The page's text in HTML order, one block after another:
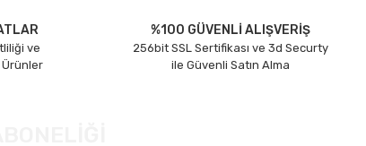
ve
Ürünler
%100 GÜVENLİ ALIŞVERİŞ
256bit SSL Sertifikası ve 3d Securty
ile Güvenli Satın Alma